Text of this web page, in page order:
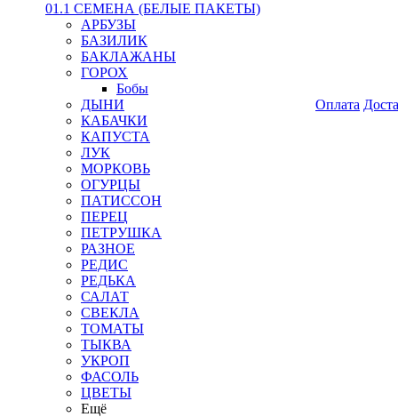
01.1 СЕМЕНА (БЕЛЫЕ ПАКЕТЫ)
АРБУЗЫ
БАЗИЛИК
БАКЛАЖАНЫ
ГОРОХ
Бобы
ДЫНИ
КАБАЧКИ
КАПУСТА
ЛУК
МОРКОВЬ
ОГУРЦЫ
ПАТИССОН
ПЕРЕЦ
ПЕТРУШКА
РАЗНОЕ
РЕДИС
РЕДЬКА
САЛАТ
СВЕКЛА
ТОМАТЫ
ТЫКВА
УКРОП
ФАСОЛЬ
ЦВЕТЫ
Ещё
Оплата